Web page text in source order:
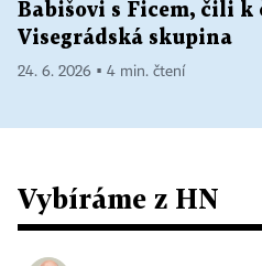
Babišovi s Ficem, čili k
Visegrádská skupina
24. 6. 2026 ▪ 4 min. čtení
Vybíráme z HN